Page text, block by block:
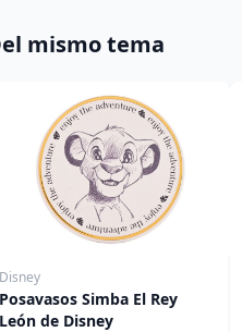
mismo tema
Disney
Posavasos Simba El Rey
León de Disney